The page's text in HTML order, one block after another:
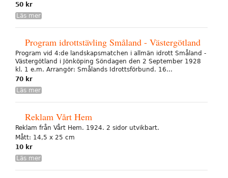
50 kr
Läs mer
Program idrottstävling Småland - Västergötland
Program vid 4:de landskapsmatchen i allmän idrott Småland -
Västergötland i Jönköping Söndagen den 2 September 1928
kl. 1 e.m. Arrangör: Smålands Idrottsförbund. 16...
70 kr
Läs mer
Reklam Vårt Hem
Reklam från Vårt Hem. 1924. 2 sidor utvikbart.
Mått: 14,5 x 25 cm
10 kr
Läs mer